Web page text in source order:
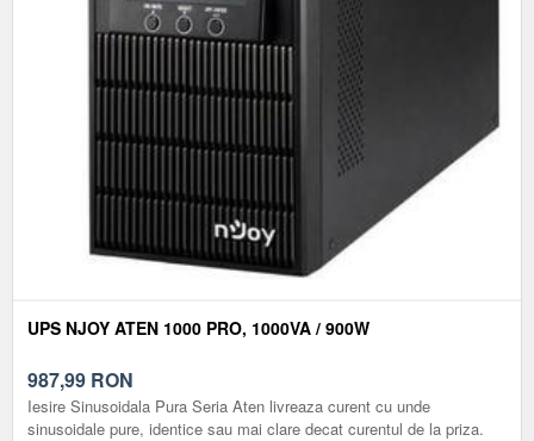
UPS NJOY ATEN 1000 PRO, 1000VA / 900W
987,99 RON
Iesire Sinusoidala Pura Seria Aten livreaza curent cu unde
sinusoidale pure, identice sau mai clare decat curentul de la priza.